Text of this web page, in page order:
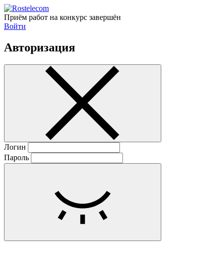
Приём работ на конкурс завершён
Войти
Авторизация
Логин
Пароль